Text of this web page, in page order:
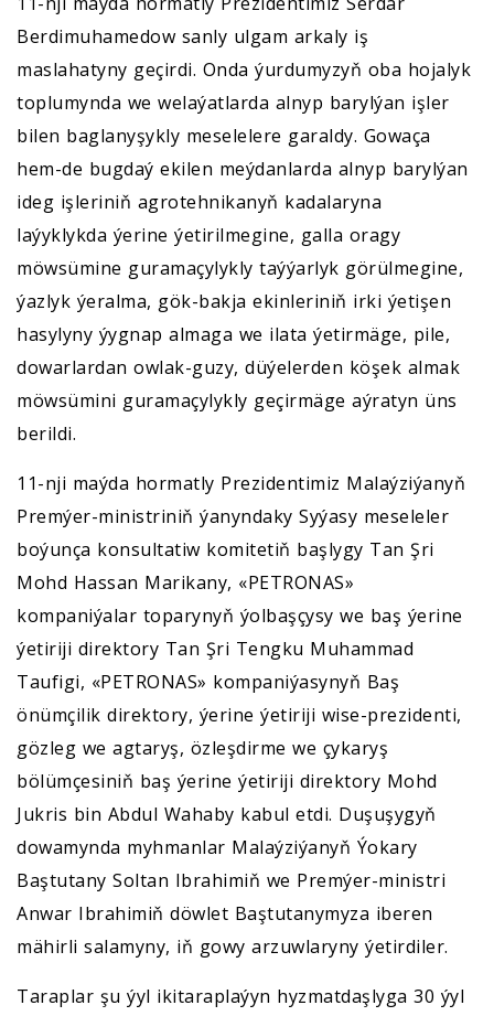
Berdimuhamedow sanly ulgam arkaly iş
maslahatyny geçirdi. Onda ýurdumyzyň oba hojalyk
toplumynda we welaýatlarda alnyp barylýan işler
bilen baglanyşykly meselelere garaldy. Gowaça
hem-de bugdaý ekilen meýdanlarda alnyp barylýan
ideg işleriniň agrotehnikanyň kadalaryna
laýyklykda ýerine ýetirilmegine, galla oragy
möwsümine guramaçylykly taýýarlyk görülmegine,
ýazlyk ýeralma, gök-bakja ekinleriniň irki ýetişen
hasylyny ýygnap almaga we ilata ýetirmäge, pile,
dowarlardan owlak-guzy, düýelerden köşek almak
möwsümini guramaçylykly geçirmäge aýratyn üns
berildi.
11-nji maýda hormatly Prezidentimiz Malaýziýanyň
Premýer-ministriniň ýanyndaky Syýasy meseleler
boýunça konsultatiw komitetiň başlygy Tan Şri
Mohd Hassan Marikany, «PETRONAS»
kompaniýalar toparynyň ýolbaşçysy we baş ýerine
ýetiriji direktory Tan Şri Tengku Muhammad
Taufigi, «PETRONAS» kompaniýasynyň Baş
önümçilik direktory, ýerine ýetiriji wise-prezidenti,
gözleg we agtaryş, özleşdirme we çykaryş
bölümçesiniň baş ýerine ýetiriji direktory Mohd
Jukris bin Abdul Wahaby kabul etdi. Duşuşygyň
dowamynda myhmanlar Malaýziýanyň Ýokary
Baştutany Soltan Ibrahimiň we Premýer-ministri
Anwar Ibrahimiň döwlet Baştutanymyza iberen
mähirli salamyny, iň gowy arzuwlaryny ýetirdiler.
Taraplar şu ýyl ikitaraplaýyn hyzmatdaşlyga 30 ýyl